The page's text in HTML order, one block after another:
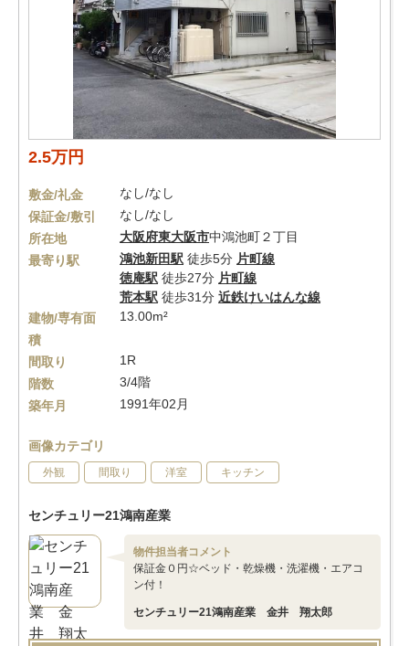
2.5万円
敷金/礼金
なし/なし
保証金/敷引
なし/なし
所在地
大阪府東大阪市中鴻池町２丁目
最寄り駅
鴻池新田駅 徒歩5分 片町線
徳庵駅 徒歩27分 片町線
荒本駅 徒歩31分 近鉄けいはんな線
建物/専有面
積
13.00m²
間取り
1R
階数
3/4階
築年月
1991年02月
画像カテゴリ
外観 間取り 洋室 キッチン
センチュリー21鴻南産業
物件担当者コメント
保証金０円☆ベッド・乾燥機・洗濯機・エアコ
ン付！
センチュリー21鴻南産業 金井 翔太郎